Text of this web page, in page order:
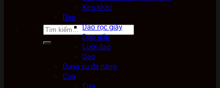
Tìm
Kéo khác
Dao
Dao rọc giấy
Dao gấp
Lưỡi dao
Dao
Dụng cụ đa năng
Cưa
Cưa